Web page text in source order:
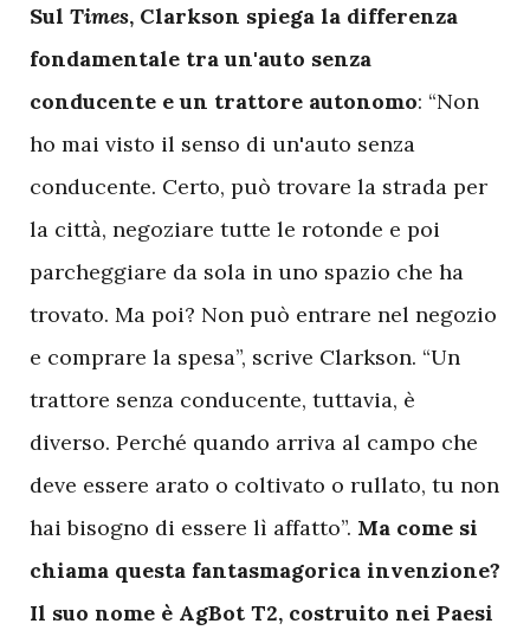
Sul Times, Clarkson spiega la differenza
fondamentale tra un'auto senza
conducente e un trattore autonomo: “Non
ho mai visto il senso di un'auto senza
conducente. Certo, può trovare la strada per
la città, negoziare tutte le rotonde e poi
parcheggiare da sola in uno spazio che ha
trovato. Ma poi? Non può entrare nel negozio
e comprare la spesa”, scrive Clarkson. “Un
trattore senza conducente, tuttavia, è
diverso. Perché quando arriva al campo che
deve essere arato o coltivato o rullato, tu non
hai bisogno di essere lì affatto”. Ma come si
chiama questa fantasmagorica invenzione?
Il suo nome è AgBot T2, costruito nei Paesi